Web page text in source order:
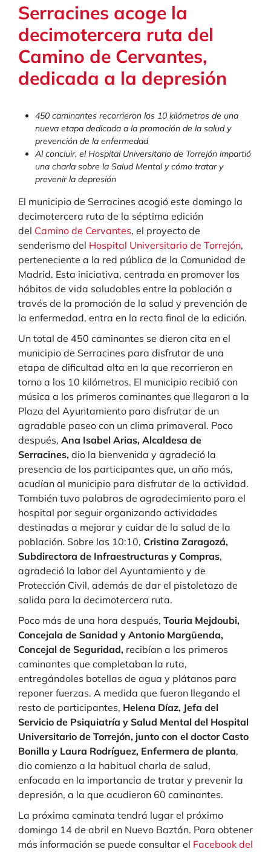
Serracines acoge la
decimotercera ruta del
Camino de Cervantes,
dedicada a la depresión
450 caminantes recorrieron los 10 kilómetros de una
nueva etapa dedicada a la promoción de la salud y
prevención de la enfermedad
Al concluir, el Hospital Universitario de Torrejón impartió
una charla sobre la Salud Mental y cómo tratar y
prevenir la depresión
El municipio de Serracines acogió este domingo la
decimotercera ruta de la séptima edición
del Camino de Cervantes, el proyecto de
senderismo del Hospital Universitario de Torrejón,
perteneciente a la red pública de la Comunidad de
Madrid. Esta iniciativa, centrada en promover los
hábitos de vida saludables entre la población a
través de la promoción de la salud y prevención de
la enfermedad, entra en la recta final de la edición.
Un total de 450 caminantes se dieron cita en el
municipio de Serracines para disfrutar de una
etapa de dificultad alta en la que recorrieron en
torno a los 10 kilómetros. El municipio recibió con
música a los primeros caminantes que llegaron a la
Plaza del Ayuntamiento para disfrutar de un
agradable paseo con un clima primaveral. Poco
después, Ana Isabel Arias, Alcaldesa de
Serracines, dio la bienvenida y agradeció la
presencia de los participantes que, un año más,
acudían al municipio para disfrutar de la actividad.
También tuvo palabras de agradecimiento para el
hospital por seguir organizando actividades
destinadas a mejorar y cuidar de la salud de la
población. Sobre las 10:10, Cristina Zaragozá,
Subdirectora de Infraestructuras y Compras,
agradeció la labor del Ayuntamiento y de
Protección Civil, además de dar el pistoletazo de
salida para la decimotercera ruta.
Poco más de una hora después, Touria Mejdoubi,
Concejala de Sanidad y Antonio Margüenda,
Concejal de Seguridad, recibían a los primeros
caminantes que completaban la ruta,
entregándoles botellas de agua y plátanos para
reponer fuerzas. A medida que fueron llegando el
resto de participantes, Helena Díaz, Jefa del
Servicio de Psiquiatría y Salud Mental del Hospital
Universitario de Torrejón, junto con el doctorCasto
Bonilla y Laura Rodríguez, Enfermera de planta,
dio comienzo a la habitual charla de salud,
enfocada en la importancia de tratar y prevenir la
depresión, a la que acudieron 60 caminantes.
La próxima caminata tendrá lugar el próximo
domingo 14 de abril en Nuevo Baztán. Para obtener
más información se puede consultar el Facebook del